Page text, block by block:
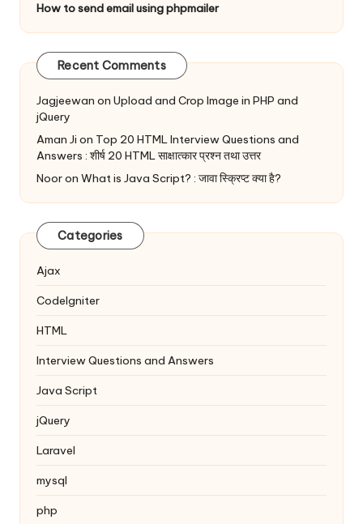
How to send email using phpmailer
Recent Comments
Jagjeewan on Upload and Crop Image in PHP and
jQuery
Aman Ji on Top 20 HTML Interview Questions and
Answers : शीर्ष 20 HTML साक्षात्कार प्रश्न तथा उत्तर
Nooron What is Java Script? : जावा स्क्रिप्ट क्या है?
Categories
Ajax
Codelgniter
HTML
Interview Questions and Answers
Java Script
jQuery
Laravel
mysql
php